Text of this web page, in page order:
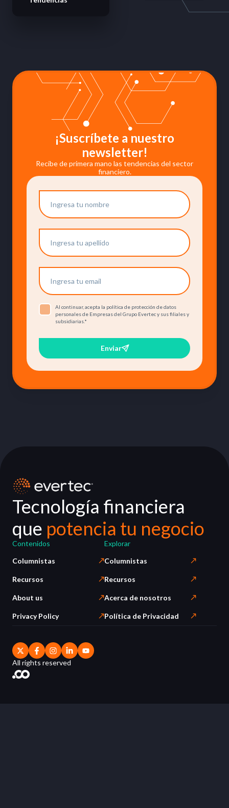
¡Suscríbete a nuestro
newsletter!
Recibe de primera mano las tendencias del sector
financiero.
Al continuar, acepta la política de protección de datos
personales de Empresas del Grupo Evertec y sus filiales y
subsidiarias.*
Enviar
Tecnología financiera
que potencia tu negocio
Contenidos
Columnistas
Recursos
About us
Privacy Policy
Explorar
Columnistas
Recursos
Acerca de nosotros
Política de Privacidad
All rights reserved